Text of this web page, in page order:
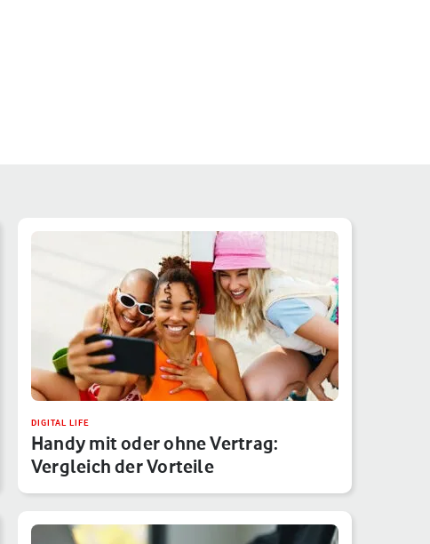
DIGITAL LIFE
Handy mit oder ohne Vertrag:
Vergleich der Vorteile